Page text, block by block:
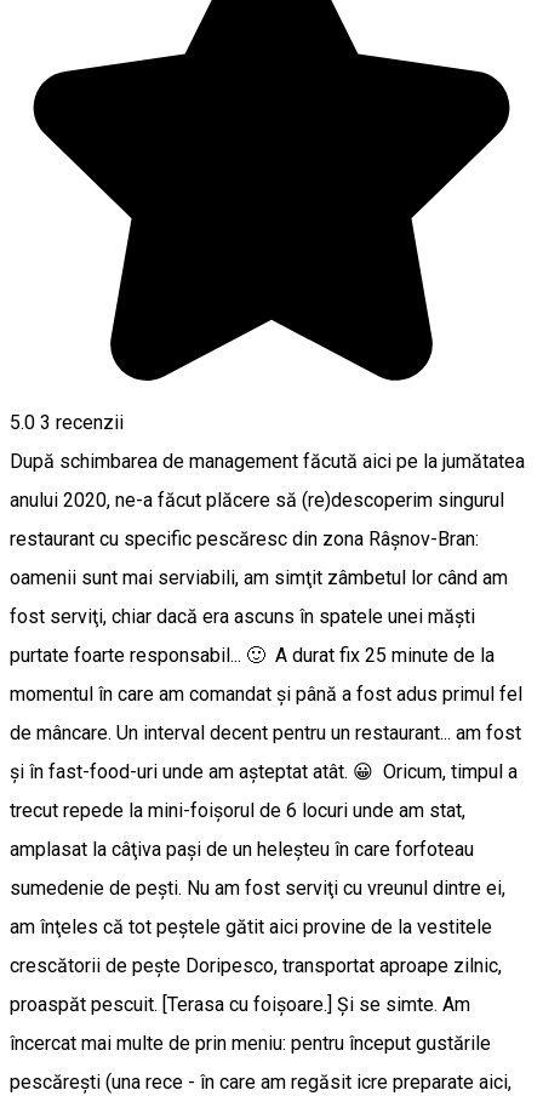
5.0 3 recenzii
După schimbarea de management făcută aici pe la jumătatea
anului 2020, ne-a făcut plăcere să (re)descoperim singurul
restaurant cu specific pescăresc din zona Râşnov-Bran:
oamenii sunt mai serviabili, am simţit zâmbetul lor când am
fost serviţi, chiar dacă era ascuns în spatele unei măşti
purtate foarte responsabil... 🙂 A durat fix 25 minute de la
momentul în care am comandat şi până a fost adus primul fel
de mâncare. Un interval decent pentru un restaurant... am fost
şi în fast-food-uri unde am aşteptat atât. 😀 Oricum, timpul a
trecut repede la mini-foişorul de 6 locuri unde am stat,
amplasat la câţiva paşi de un heleşteu în care forfoteau
sumedenie de peşti. Nu am fost serviţi cu vreunul dintre ei,
am înţeles că tot peştele gătit aici provine de la vestitele
crescătorii de peşte Doripesco, transportat aproape zilnic,
proaspăt pescuit. [Terasa cu foişoare.] Şi se simte. Am
încercat mai multe de prin meniu: pentru început gustările
pescăreşti (una rece - în care am regăsit icre preparate aici,